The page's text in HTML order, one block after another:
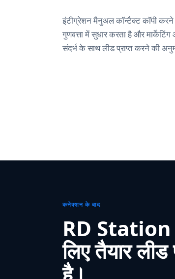
इंटीग्रेशन मैनुअल कॉन्टैक्ट कॉपी
गुणवत्ता में सुधार करता है और
संदर्भ के साथ लीड प्राप्त करने की
कनेक्शन के बाद
RD Station
लिए तैयार लीड
है।